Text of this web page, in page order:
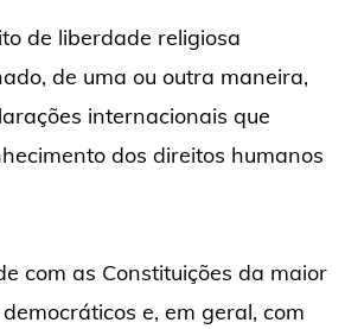
de liberdade religiosa
de uma ou outra maneira,
internacionais que
dos direitos humanos
com as Constituições da maior
e, em geral, com